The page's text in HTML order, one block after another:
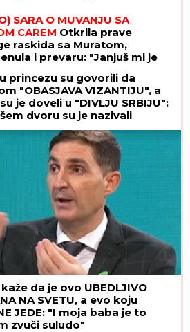
SARA O MUVANJU SA
CAREM Otkrila prave
raskida sa Muratom,
i prevaru: "Janjuš mi je
princezu su govorili da
"OBASJAVA VIZANTIJU", a
je doveli u "DIVLJU SRBIJU":
dvoru su je nazivali
I "GREŠNOM", a onda su
GOLU I BOSU
kaže da je ovo UBEDLJIVO
NA SVETU, a evo koju
JEDE: "I moja baba je to
zvuči suludo"